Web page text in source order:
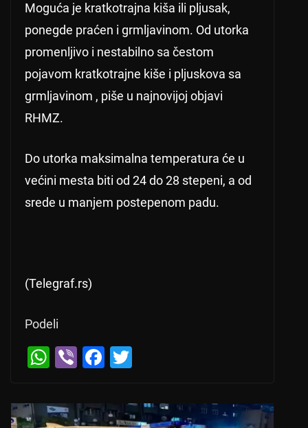
Moguća je kratkotrajna kiša ili pljusak,
ponegde praćen i grmljavinom. Od utorka
promenljivo i nestabilno sa čestom
pojavom kratkotrajne kiše i pljuskova sa
grmljavinom , piše u najnovijoj objavi
RHMZ.
Do utorka maksimalna temperatura će u
većini mesta biti od 24 do 28 stepeni, a od
srede u manjem postepenom padu.
(Telegraf.rs)
Podeli
W
at
Vi
er
F
c
tt